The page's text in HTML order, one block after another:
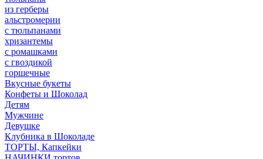
из герберы
альстромерии
с тюльпанами
хризантемы
с ромашками
с гвоздикой
горшечные
Вкусные букеты
Конфеты и Шоколад
Детям
Мужчине
Девушке
Клубника в Шоколаде
ТОРТЫ, Капкейки